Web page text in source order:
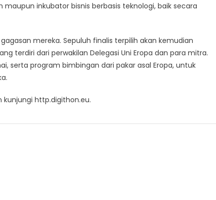
inkubator bisnis berbasis teknologi, baik secara
mereka. Sepuluh finalis terpilih akan kemudian
terdiri dari perwakilan Delegasi Uni Eropa dan para mitra.
serta program bimbingan dari pakar asal Eropa, untuk
http.digithon.eu.